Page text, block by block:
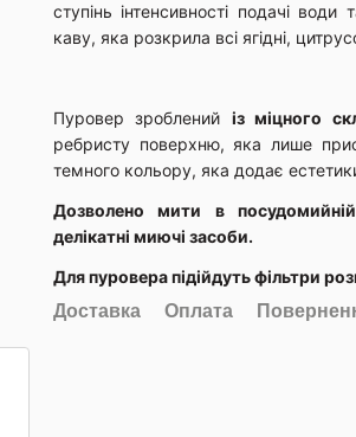
ступінь інтенсивності подачі
каву, яка розкрила всі ягідні,
Пуровер зроблений із міцного
ребристу поверхню, яка лише
темного кольору, яка додає
Дозволено мити в
делікатні миючі засоби.
Для пуровера підійдуть фільтри
Доставка
Оплата